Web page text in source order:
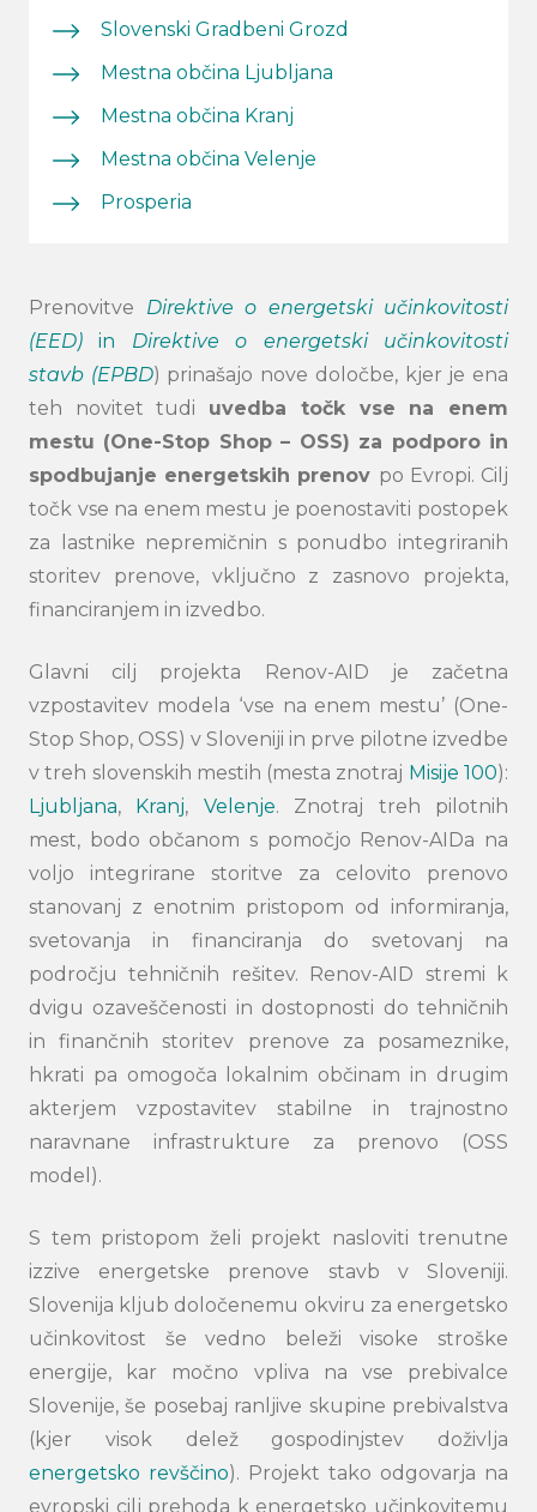
Slovenski Gradbeni Grozd
Mestna občina Ljubljana
Mestna občina Kranj
Mestna občina Velenje
Prosperia
Prenovitve Direktive o energetski učinkovitosti
(EED) in Direktive o energetski učinkovitosti
stavb (EPBD) prinašajo nove določbe, kjer je ena
teh novitet tudi uvedba točk vse na enem
mestu (One-Stop Shop – OSS) za podporo in
spodbujanje energetskih prenov po Evropi. Cilj
točk vse na enem mestu je poenostaviti postopek
za lastnike nepremičnin s ponudbo integriranih
storitev prenove, vključno z zasnovo projekta,
financiranjem in izvedbo.
Glavni cilj projekta Renov-AID je začetna
vzpostavitev modela ‘vse na enem mestu’ (One-
Stop Shop, OSS) v Sloveniji in prve pilotne izvedbe
v treh slovenskih mestih (mesta znotraj Misije 100):
Ljubljana, Kranj, Velenje. Znotraj treh pilotnih
mest, bodo občanom s pomočjo Renov-AIDa na
voljo integrirane storitve za celovito prenovo
stanovanj z enotnim pristopom od informiranja,
svetovanja in financiranja do svetovanj na
področjutehničnih rešitev. Renov-AID stremi k
dvigu ozaveščenosti in dostopnosti do tehničnih
in finančnih storitev prenove za posameznike,
hkrati pa omogoča lokalnim občinam in drugim
akterjem vzpostavitev stabilne in trajnostno
naravnane infrastrukture za prenovo (OSS
model).
S tem pristopom želi projekt nasloviti trenutne
izzive energetske prenove stavb v Sloveniji.
Slovenija kljub določenemu okviru za energetsko
učinkovitost še vedno beleži visoke stroške
energije, kar močno vpliva na vse prebivalce
Slovenije, še posebaj ranljive skupine prebivalstva
(kjer visok delež gospodinjstev doživlja
energetsko revščino). Projekt tako odgovarja na
evropski cilj prehoda k energetsko učinkovitemu